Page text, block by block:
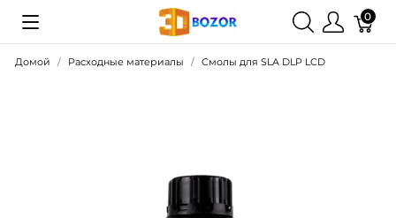
0
Домой Расходные материалы Смолы для SLA DLP LCD